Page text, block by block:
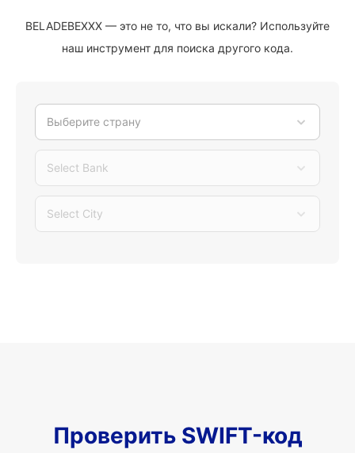
BELADEBEXXX — это не то, что вы искали? Используйте
наш инструмент для поиска другого кода.
Выберите страну
Select Bank
Select City
Проверить SWIFT-код